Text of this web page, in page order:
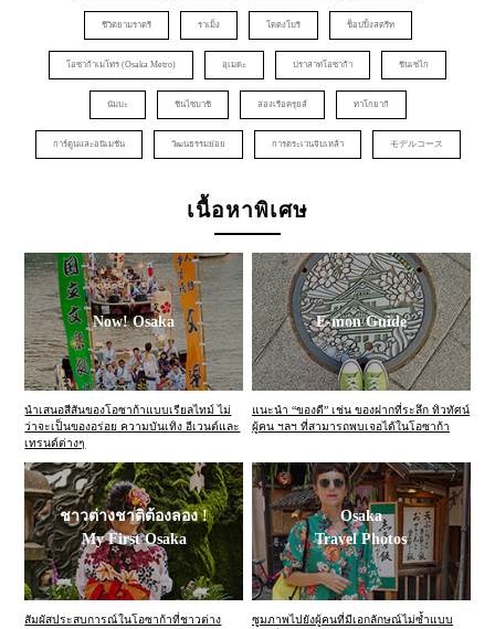
ชีวิตยามราตรี ราเม็ง โดตงโบริ ช็อปปิ้งสตรีท
โอซาก้าเมโทร (Osaka Metro) อุเมดะ ปราสาทโอซาก้า ชินเซไก
นัมบะ ชินไซบาชิ ล่องเรือครุยส์ ทาโกยากิ
การ์ตูนและอนิเมชั่น วัฒนธรรมย่อย การตระเวนจิบเหล้า モデルコース
เนื้อหาพิเศษ
Now! Osaka
นำเสนอสีสันของโอซาก้าแบบเรียลไทม์ ไม่
ว่าจะเป็นของอร่อย ความบันเทิง อีเวนต์และ
เทรนด์ต่างๆ
E-mon Guide
แนะนำ “ของดี” เช่น ของฝากที่ระลึก ทิวทัศน์
ผู้คน ฯลฯ ที่สามารถพบเจอได้ในโอซาก้า
ชาวต่างชาติต้องลอง !
My First Osaka
สัมผัสประสบการณ์ในโอซาก้าที่ชาวต่าง
Osaka
Travel Photos
ซูมภาพไปยังผู้คนที่มีเอกลักษณ์ไม่ซ้ำแบบ